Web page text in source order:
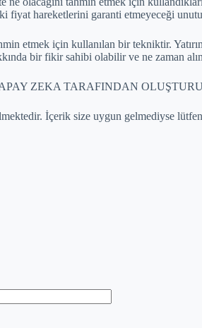
hareketlerini garanti etmeyeceği
etmek için kullanılan bir tekniktir.
bir fikir sahibi olabilir ve ne zaman
ZEKA TARAFINDAN
İçerik size uygun gelmediyse